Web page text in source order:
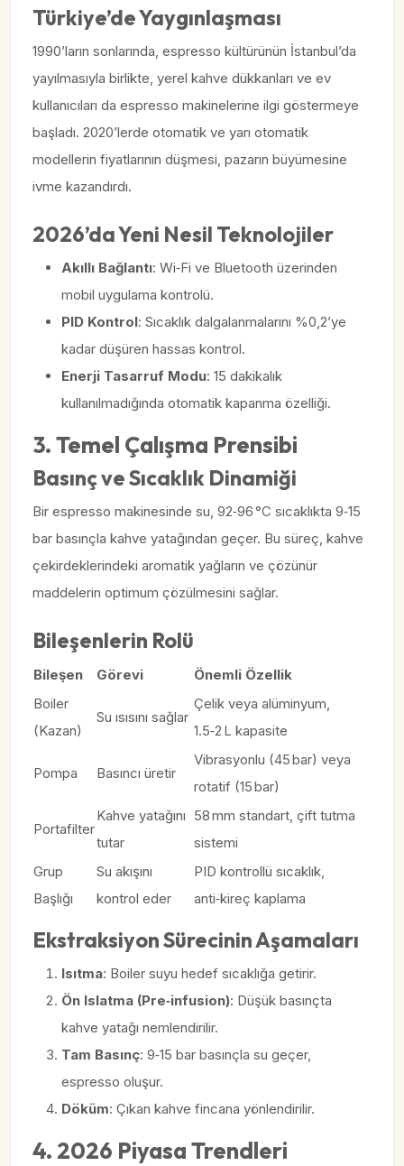
Türkiye’de Yaygınlaşması
1990’ların sonlarında, espresso kültürünün İstanbul’da
yayılmasıyla birlikte, yerel kahve dükkanları ve ev
kullanıcıları da espresso makinelerine ilgi göstermeye
başladı. 2020’lerde otomatik ve yarı otomatik
modellerin fiyatlarının düşmesi, pazarın büyümesine
ivme kazandırdı.
2026’da Yeni Nesil Teknolojiler
Akıllı Bağlantı: Wi‑Fi ve Bluetooth üzerinden
mobil uygulama kontrolü.
PID Kontrol: Sıcaklık dalgalanmalarını %0,2’ye
kadar düşüren hassas kontrol.
Enerji Tasarruf Modu: 15 dakikalık
kullanılmadığında otomatik kapanma özelliği.
3. Temel Çalışma Prensibi
Basınç ve Sıcaklık Dinamiği
Bir espresso makinesinde su, 92‑96 °C sıcaklıkta 9‑15
bar basınçla kahve yatağından geçer. Bu süreç, kahve
çekirdeklerindeki aromatik yağların ve çözünür
maddelerin optimum çözülmesini sağlar.
Bileşenlerin Rolü
Bileşen Görevi
Önemli Özellik
Boiler
(Kazan)
Su ısısını sağlar
Çelik veya alüminyum,
1.5‑2 L kapasite
Pompa Basıncı üretir
Vibrasyonlu (45 bar) veya
rotatif (15 bar)
Portafilter
Kahve yatağını
tutar
58 mm standart, çift tutma
sistemi
Grup
Başlığı
Su akışını
kontrol eder
PID kontrollü sıcaklık,
anti‑kireç kaplama
Ekstraksiyon Sürecinin Aşamaları
Isıtma: Boiler suyu hedef sıcaklığa getirir.
Ön Islatma (Pre‑infusion): Düşük basınçta
kahve yatağı nemlendirilir.
Tam Basınç: 9‑15 bar basınçla su geçer,
espresso oluşur.
Döküm: Çıkan kahve fincana yönlendirilir.
4. 2026 Piyasa Trendleri